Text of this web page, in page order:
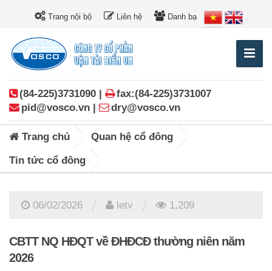
Trang nội bộ Liên hệ Danh bạ
(84-225)3731090 |
fax:(84-225)3731007
pid@vosco.vn |
dry@vosco.vn
Trang chủ Quan hệ cổ đông
Tin tức cổ đông
06/02/2026 letv 1,209
CBTT NQ HĐQT về ĐHĐCĐ thường niên năm
2026